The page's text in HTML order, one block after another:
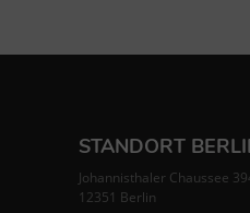
STANDORT
Johannisthaler Chaussee
12351 Berlin